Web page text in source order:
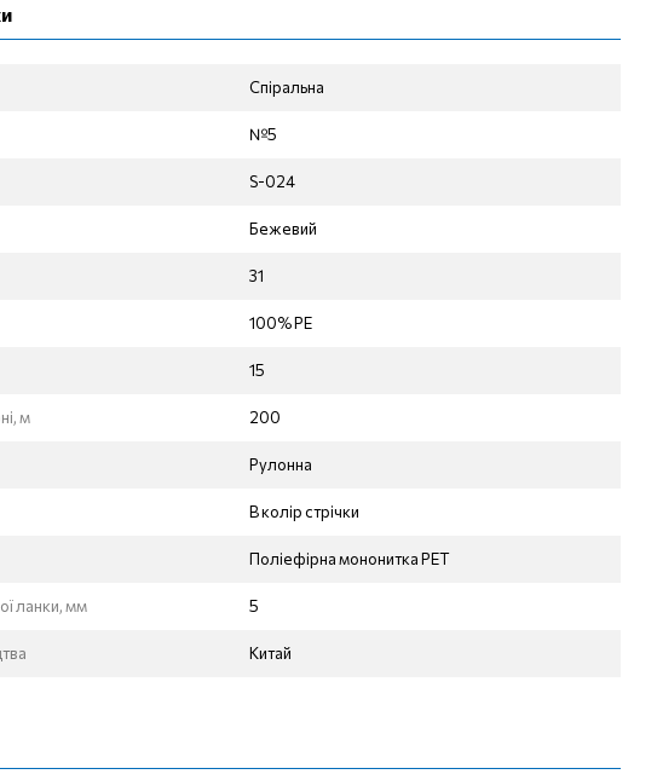
Спіральна
№5
S-024
Бежевий
31
100% PE
15
м 200
Рулонна
В колір стрічки
Поліефірна мононитка РЕТ
ланки, мм 5
Китай